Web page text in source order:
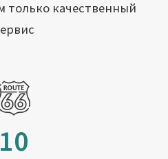
только качественный
10